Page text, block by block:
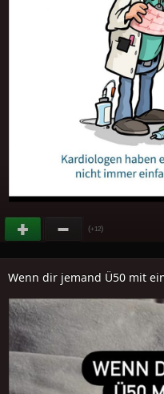
(+12)
Wenn dir jemand Ü50 mit